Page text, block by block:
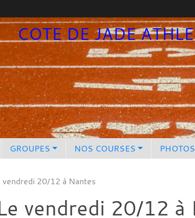
COTE DE JADE
GROUPES NOS COURSES
20/12 à Nantes
vendredi 20/12 à